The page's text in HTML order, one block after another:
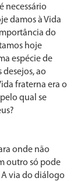
necessário
damos à Vida
do
hoje
espécie de
ao
fraterna era o
qual se
onde não
outro só pode
A via do diálogo